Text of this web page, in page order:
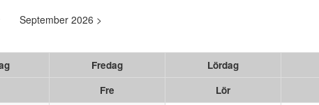
September 2026 >
Fredag Lördag
Fre Lör